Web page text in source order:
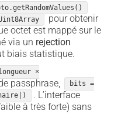
pour obtenir
octet est mappé sur le
via un rejection
biais statistique.
×
passphrase,
bits =
. L’interface
à très forte) sans